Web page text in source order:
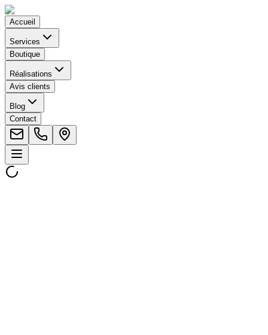
Accueil
Services
Boutique
Réalisations
Avis clients
Blog
Contact